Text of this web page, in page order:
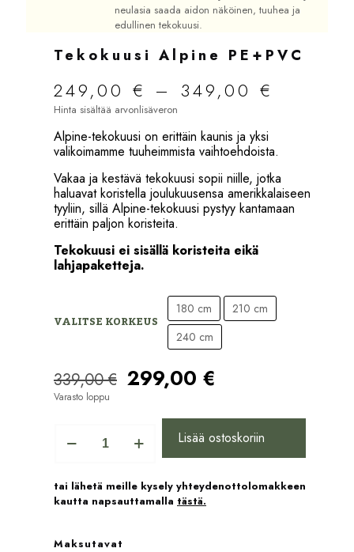
neulasia saada aidon näköinen, tuuhea ja
edullinen tekokuusi.
Tekokuusi Alpine PE+PVC
249,00 € – 349,00 €
Hinta sisältää arvonlisäveron
Alpine-tekokuusi on erittäin kaunis ja yksi
valikoimamme tuuheimmista vaihtoehdoista.
Vakaa ja kestävä tekokuusi sopii niille, jotka
haluavat koristella joulukuusensa amerikkalaiseen
tyyliin, sillä Alpine-tekokuusi pystyy kantamaan
erittäin paljon koristeita.
Tekokuusi ei sisällä koristeita eikä
lahjapaketteja.
VALITSE KORKEUS
180 cm
210 cm
240 cm
339,00€ Alkuperäinen
hinta
339,00 €.
299,00 €
299,00 €.
Varasto loppu
Alpine
Lisää ostoskoriin
tai lähetä meille kysely yhteydenottolomakkeen
kautta napsauttamalla tästä.
Maksutavat